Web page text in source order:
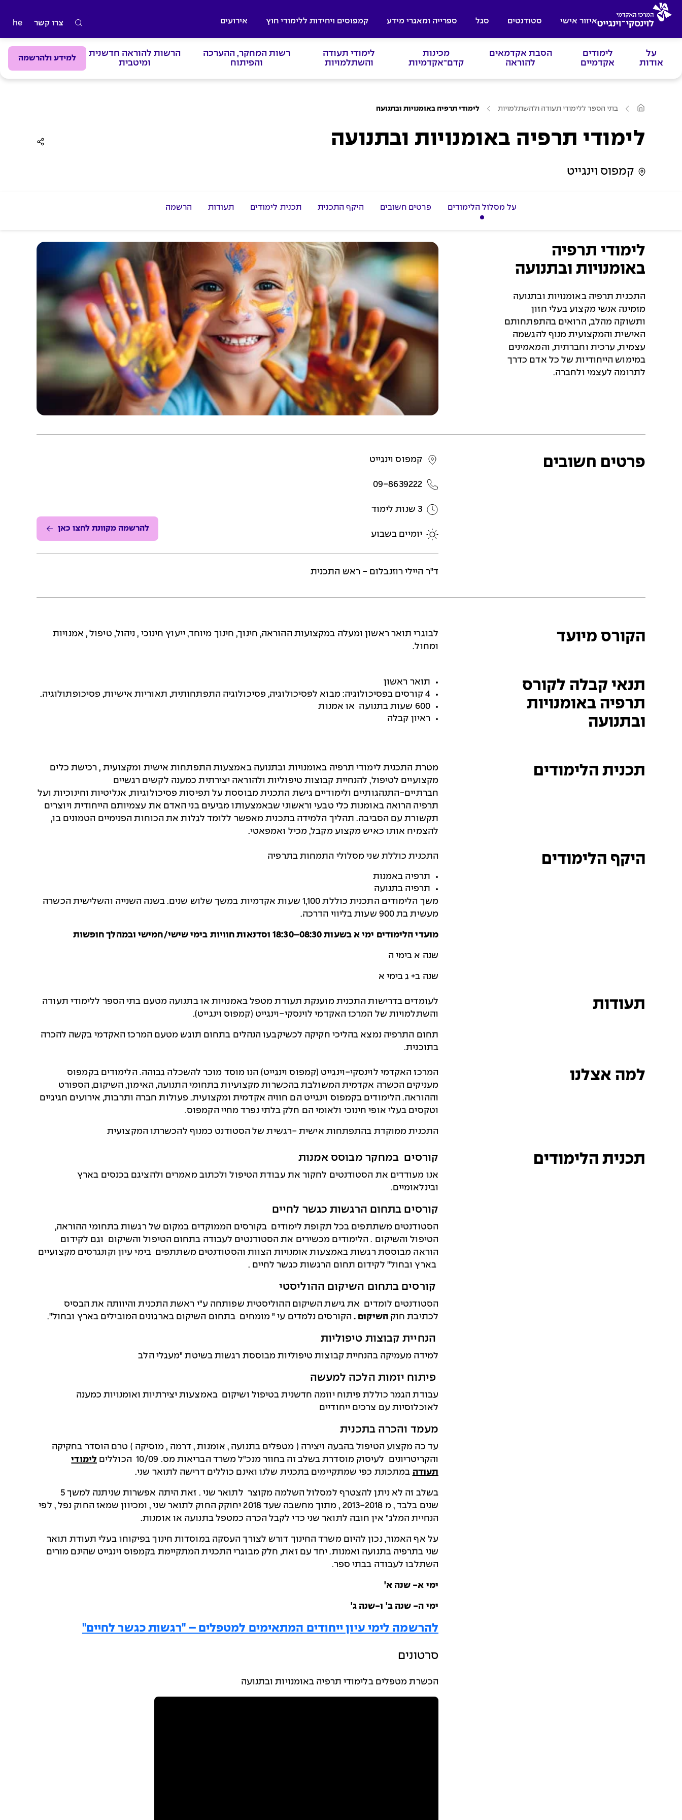
איזור אישי סטודנטים סגל ספרייה ומאגרי מידע קמפוסים ויחידות ללימודי חוץ
אירועים
ל
ד
צרו קשר he
על
אודות
לימודים
אקדמיים
הסבת אקדמאים
להוראה
מכינות
קדם־אקדמיות
לימודי תעודה
והשתלמויות
רשות המחקר, ההערכה
והפיתוח
הרשות להוראה חדשנית
ומיטבית
למידע ולהרשמה
ע
מ
ה
בתי הספר ללימודי תעודה ולהשתלמויות לימודי תרפיה באומנויות ובתנועה
לימודי תרפיה באומנויות ובתנועה
קמפוס וינגייט
על מסלול הלימודים פרטים חשובים היקף התכנית תכנית לימודים תעודות הרשמה
לימודי תרפיה
באומנויות ובתנועה
התכנית תרפיה באומנויות ובתנועה
מזמינה אנשי מקצוע בעלי חזון
ותשוקה מהלב, הרואים בהתפתחותם
האישית והמקצועית מנוף להגשמה
עצמית, ערכית וחברתית, והמאמינים
במימוש הייחודיות של כל אדם כדרך
לתרומה לעצמי ולחברה.
פרטים חשובים קמפוס וינגייט
09-8639222
3 שנות לימוד
יומיים בשבוע
להרשמה מקוונת לחצו כאן
ד"ר היילי רוזנבלום - ראש התכנית
הקורס מיועד
לבוגרי תואר ראשון ומעלה במקצועות ההוראה, חינוך, חינוך מיוחד, ייעוץ חינוכי , ניהול, טיפול , אמנויות
ומחול.
תנאי קבלה לקורס
תרפיה באומנויות
ובתנועה
תואר ראשון
4 קורסים בפסיכולוגיה: מבוא לפסיכולוגיה, פסיכולוגיה התפתחותית, תאוריות אישיות, פסיכופתולוגיה.
600 שעות בתנועה או אמנות
ראיון קבלה
תכנית הלימודים
מטרת התכנית לימודי תרפיה באומנויות ובתנועה באמצעות התפתחות אישית ומקצועית , רכישת כלים
מקצועיים לטיפול, להנחיית קבוצות טיפוליות ולהוראה יצירתית כמענה לקשים רגשיים
חברתיים-התנהגותיים ולימודיים גישת התכנית מבוססת על תפיסות פסיכולוגיות, אנליטיות וחינוכיות ועל
תרפיה הרואה באומנות כלי טבעי וראשוני שבאמצעותו מביעים בני האדם את עצמיותם הייחודית ויוצרים
תקשורת עם הסביבה. תהליך הלמידה בתכנית מאפשר ללומד לגלות את הכוחות הפנימיים הטמונים בו,
להצמיח אותו כאיש מקצוע מקבל, מכיל ואמפאטי.
היקף הלימודים התכנית כוללת שני מסלולי התמחות בתרפיה
תרפיה באמנות
תרפיה בתנועה
משך הלימודים התכנית כוללת 1,100 שעות אקדמיות במשך שלוש שנים. בשנה השנייה והשלישית הכשרה
מעשית בת 900 שעות בליווי הדרכה.
מועדי הלימודים ימי א בשעות 08:30–18:30 וסדנאות חוויות בימי שישי/חמישי ובמהלך חופשות
שנה א בימי ה
שנה ב+ ג בימי א
תעודות
לעומדים בדרישות התכנית מוענקת תעודת מטפל באמנויות או בתנועה מטעם בתי הספר ללימודי תעודה
והשתלמויות של המרכז האקדמי לוינסקי-וינגייט (קמפוס וינגייט).
תחום התרפיה נמצא בהליכי חקיקה לכשיקבעו הנהלים בתחום תוגש מטעם המרכז האקדמי בקשה להכרה
בתוכנית.
למה אצלנו
המרכז האקדמי לוינסקי-וינגייט (קמפוס וינגייט) הנו מוסד מוכר להשכלה גבוהה. הלימודים בקמפוס
מעניקים הכשרה אקדמית המשולבת בהכשרות מקצועיות בתחומי התנועה, האימון, השיקום, הספורט
וההוראה. הלימודים בקמפוס וינגייט הם חוויה אקדמית ומקצועית. פעולות חברה ותרבות, אירועים חגיגיים
וטקסים בעלי אופי חינוכי ולאומי הם חלק בלתי נפרד מחיי הקמפוס.
התכנית ממוקדת בהתפתחות אישית -רגשית של הסטודנט כמנוף להכשרתו המקצועית
תכנית הלימודים קורסים במחקר מבוסס אמנות
אנו מעודדים את הסטודנטים לחקור את עבודת הטיפול ולכתוב מאמרים ולהציגם בכנסים בארץ
ובינלאומיים.
קורסים בתחום הרגשות כגשר לחיים
הסטודנטים משתתפים בכל תקופת לימודים בקורסים הממוקדים במקום של רגשות בתחומי ההוראה,
הטיפול והשיקום . הלימודים מכשירים את הסטודנטים לעבודה בתחום הטיפול והשיקום וגם לקידום
הוראה מבוססת רגשות באמצעות אומנויות הצוות והסטודנטים משתתפים בימי עיון וקונגרסים מקצועיים
בארץ ובחול" לקידום תחום הרגשות כגשר לחיים .
קורסים בתחום השיקום ההוליסטי
הסטודנטים לומדים את גישת השיקום ההוליסטית שפותחה ע"י ראשת התכנית והיוותה את הבסיס
לכתיבת חוקהשיקום . הקורסים נלמדים עי " מומחים בתחום השיקום בארגונים המובילים בארץ ובחול".
הנחיית קבוצות טיפוליות
למידה מעמיקה בהנחיית קבוצות טיפוליות מבוססת רגשות בשיטת "מעגלי הלב
פיתוח יזמות הלכה למעשה
עבודת הגמר כוללת פיתוח יוזמה חדשנית בטיפול ושיקום באמצעות יצירתיות ואומנויות כמענה
לאוכלוסיות עם צרכים ייחודיים
מעמד והכרה בתכנית
עד כה מקצוע הטיפול בהבעה ויצירה ( מטפלים בתנועה , אומנות , דרמה , מוסיקה ) טרם הוסדר בחקיקה
והקריטריונים לעיסוק מוסדרת בשלב זה בחוזר מנכ"ל משרד הבריאות מס. 10/09 הכוללים
לימודי
תעודה במתכונת כפי שמתקיימים בתכנית שלנו ואינם כוללים דרישה לתואר שני.
בשלב זה לא ניתן להצטרף למסלול השלמה מקוצר לתואר שני . זאת היתה אפשרות שניתנה למשך 5
שנים בלבד , מ 2013-2018 , מתוך מחשבה שעד 2018 יחוקק החוק לתואר שני , ומכיוון שמאז החוק נפל , לפי
הנחיית המלג" אין חובה לתואר שני כדי לקבל הכרה כמטפל בתנועה או אומנות.
על אף האמור, נכון להיום משרד החינוך דורש לצורך העסקה במוסדות חינוך בפיקוחו בעלי תעודת תואר
שני בתרפיה בתנועה ואמנות. יחד עם זאת, חלק מבוגרי התכנית המתקיימת בקמפוס וינגייט שהינם מורים
השתלבו לעבודה בבתי ספר.
ימי א- שנה א'
ימי ה- שנה ב' ו-שנה ג'
להרשמה לימי עיון ייחודים המתאימים למטפלים – "רגשות כגשר לחיים"
סרטונים
הכשרת מטפלים בלימודי תרפיה באומנויות ובתנועה